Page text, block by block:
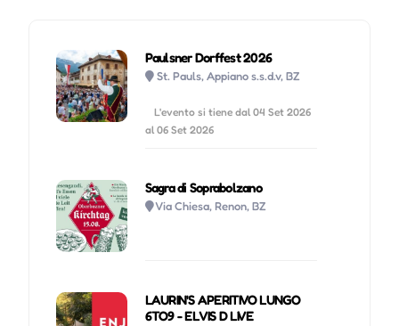
Paulsner Dorffest 2026
St. Pauls, Appiano s.s.d.v, BZ
L'evento si tiene dal 04 Set 2026
al 06 Set 2026
Sagra di Soprabolzano
Via Chiesa, Renon, BZ
LAURIN'S APERITIVO LUNGO
6TO9 - ELVIS D LIVE